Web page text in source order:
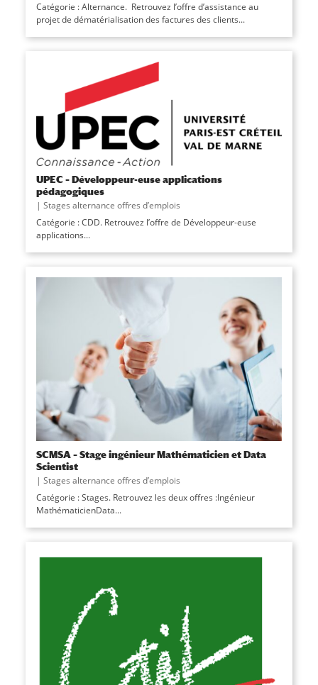
Catégorie : Alternance. Retrouvez l’offre d’assistance au
projet de dématérialisation des factures des clients...
UPEC – Développeur-euse applications
pédagogiques
| Stages alternance offres d’emplois
Catégorie : CDD. Retrouvez l’offre de Développeur-euse
applications...
SCMSA – Stage ingénieur Mathématicien et Data
Scientist
| Stages alternance offres d’emplois
Catégorie : Stages. Retrouvez les deux offres :Ingénieur
MathématicienData...